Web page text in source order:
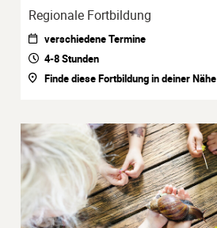
Regionale Fortbildung
verschiedene Termine
4-8 Stunden
Finde diese Fortbildung in deiner Nähe